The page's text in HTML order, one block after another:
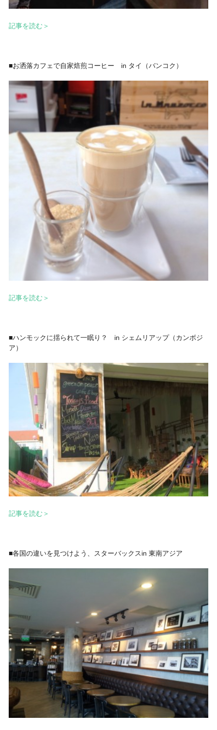
記事を読む＞
■お洒落カフェで自家焙煎コーヒー in タイ（バンコク）
記事を読む＞
■ハンモックに揺られて一眠り？ in シェムリアップ（カンボジ
ア）
記事を読む＞
■各国の違いを見つけよう、スターバックスin 東南アジア